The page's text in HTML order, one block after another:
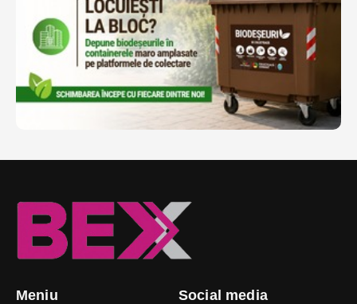
Meniu Social media